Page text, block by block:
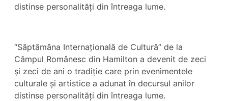
distinse personalități din întreaga lume.
“Săptămâna Internațională de Cultură” de la
Câmpul Românesc din Hamilton a devenit de zeci
și zeci de ani o tradiție care prin evenimentele
culturale și artistice a adunat în decursul anilor
distinse personalități din întreaga lume.